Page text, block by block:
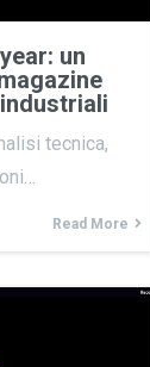
un
tecnica,
Read More